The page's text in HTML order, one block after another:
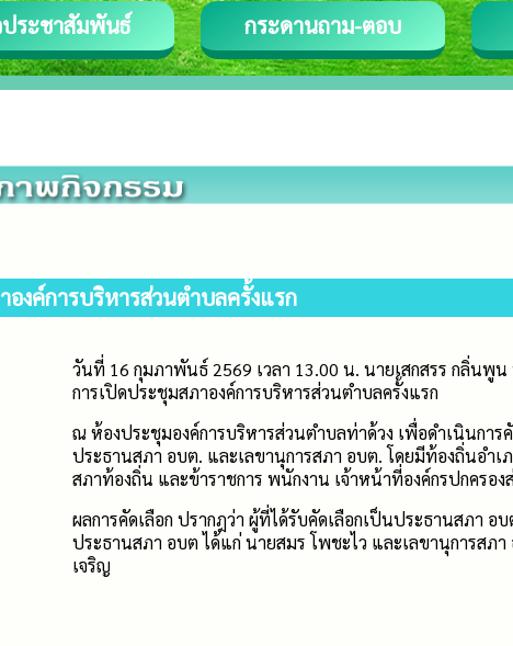
ประชาสัมพันธ์ กระดานถาม-ตอบ
องค์การบริหารส่วนตำบลครั้งแรก​
วันที่ 16 กุมภาพันธ์ 2569 ​เวลา 13.00 น. นายเสกสรร กลิ่นพู
การเปิดประชุมสภาองค์การบริหารส่วนตำบลครั้งแรก​
ณ ห้องประชุมองค์การบริหารส่วนตำบลท่าด้วง เพื่อดำเนินการ
ประธานสภา อบต. และเลขานุการสภา อบต. ​โดยมีท้องถิ่นอำ
สภาท้องถิ่น​ และข้าราชการ พนักงาน เจ้าหน้าที่องค์กรปกครอ
ผลการคัดเลือก ปรากฎว่า ผู้ที่ได้รับคัดเลือกเป็นประธานสภา อ
ประธานสภา อบต ได้แก่ นายสมร โพชะไว และเลขานุการสภ
เจริญ